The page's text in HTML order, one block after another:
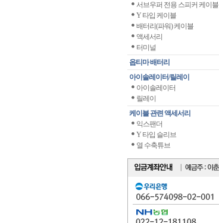
서브우퍼 전용 스피커 케이블
Y 타입 케이블
배터리(파워) 케이블
액세서리
터미널
옵티마 배터리
아이솔레이터/릴레이
아이솔레이터
릴레이
케이블 관련 액세서리
익스팬더
Y 타입 슬리브
열 수축튜브